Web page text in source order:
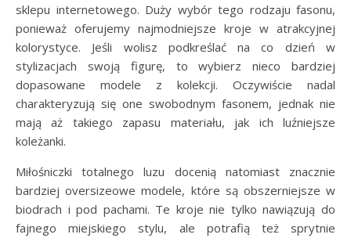
sklepu internetowego. Duży wybór tego rodzaju fasonu,
ponieważ oferujemy najmodniejsze kroje w atrakcyjnej
kolorystyce. Jeśli wolisz podkreślać na co dzień w
stylizacjach swoją figurę, to wybierz nieco bardziej
dopasowane modele z kolekcji. Oczywiście nadal
charakteryzują się one swobodnym fasonem, jednak nie
mają aż takiego zapasu materiału, jak ich luźniejsze
koleżanki.
Miłośniczki totalnego luzu docenią natomiast znacznie
bardziej oversizeowe modele, które są obszerniejsze w
biodrach i pod pachami. Te kroje nie tylko nawiązują do
fajnego miejskiego stylu, ale potrafią też sprytnie